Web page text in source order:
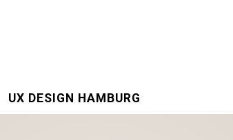
UX DESIGN HAMBURG